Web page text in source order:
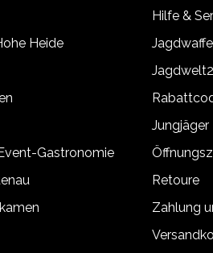
Heide
Gastronomie
Hilfe &
Retoure
Zahlung